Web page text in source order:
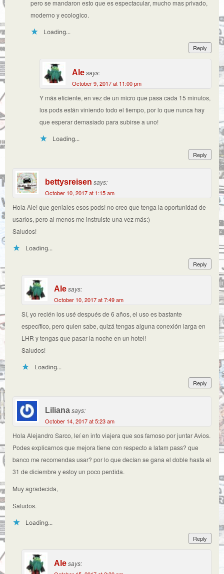
pero se mandaron esto que es espectacular, mucho mas privado,
moderno y ecologico.
Loading...
Reply
Alesays:
October 9, 2017 at 11:00 pm
Y más eficiente, en vez de un micro que pasa cada 15 minutos,
los pods están viniendo todo el tiempo, por lo que nunca hay
que esperar demasiado para subirse a uno!
Loading...
Reply
bettysreisen says:
October 10, 2017 at 1:15 am
Hola Ale! que geniales esos pods! no creo que tenga la oportunidad de
usarlos, pero al menos me instruiste una vez más:)
Saludos!
Loading...
Reply
Alesays:
October 10, 2017 at 7:49 am
Sí, yo recién los usé después de 6 años, el uso es bastante
específico, pero quien sabe, quizá tengas alguna conexión larga en
LHR y tengas que pasar la noche en un hotel!
Saludos!
Loading...
Reply
Lilianasays:
October 14, 2017 at 5:23 am
Hola Alejandro Sarco, leí en info viajera que sos famoso por juntar Avios.
Podes explicarnos que mejora tiene con respecto a latam pass? que
banco me recomendas usar? por lo que decían se gana el doble hasta el
31 de diciembre y estoy un poco perdida.
Muy agradecida,
Saludos.
Loading...
Reply
Alesays: